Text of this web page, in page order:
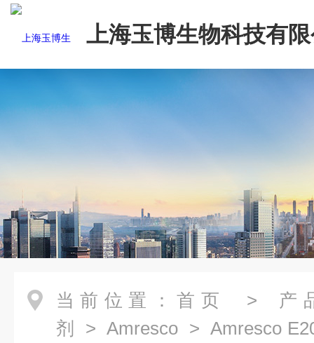
上海玉博生物科技有
当前位置： 首页 > 产
剂
> Amresco > Amresco